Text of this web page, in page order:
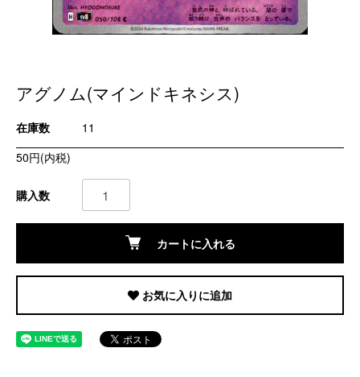
アグノム(マインドキネシス)
在庫数
11
50円(内税)
購入数
カートに入れる
お気に入りに追加